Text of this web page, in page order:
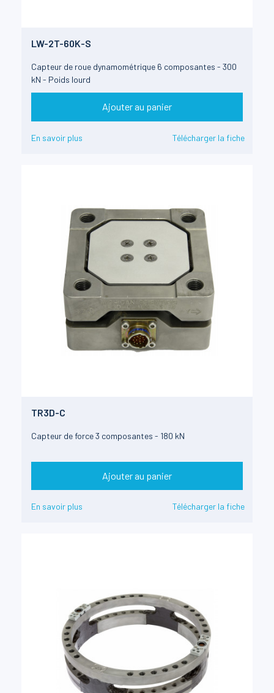
LW-2T-60K-S
Capteur de roue dynamométrique 6 composantes - 300
kN - Poids lourd
Ajouter au panier
En savoir plus Télécharger la fiche
TR3D-C
Capteur de force 3 composantes - 180 kN
Ajouter au panier
En savoir plus Télécharger la fiche